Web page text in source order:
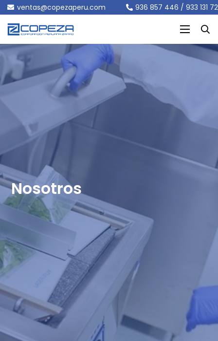
ventas@copezaperu.com 936 857 446 / 933 131
Nosotros